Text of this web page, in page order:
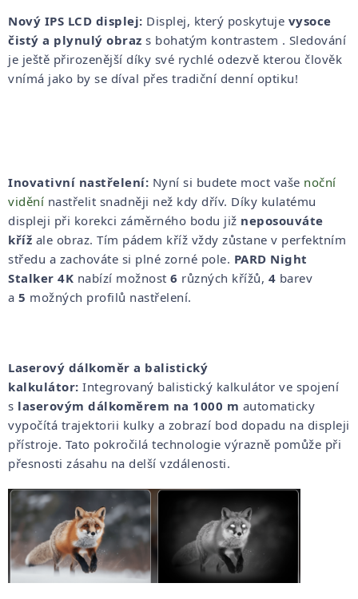
Nový IPS LCD displej: Displej, který poskytuje vysoce
čistý a plynulý obraz s bohatým kontrastem . Sledování
je ještě přirozenější díky své rychlé odezvě kterou člověk
vnímá jako by se díval přes tradiční denní optiku!
Inovativní nastřelení: Nyní si budete moct vaše noční
vidění nastřelit snadněji než kdy dřív. Díky kulatému
displeji při korekci záměrného bodu již neposouváte
kříž ale obraz. Tím pádem kříž vždy zůstane v perfektním
středu a zachováte si plné zorné pole. PARD Night
Stalker 4K nabízí možnost 6 různých křížů, 4 barev
a 5 možných profilů nastřelení.
Laserový dálkoměr a balistický
kalkulátor: Integrovaný balistický kalkulátor ve spojení
s laserovým dálkoměrem na 1000 m automaticky
vypočítá trajektorii kulky a zobrazí bod dopadu na displeji
přístroje. Tato pokročilá technologie výrazně pomůže při
přesnosti zásahu na delší vzdálenosti.